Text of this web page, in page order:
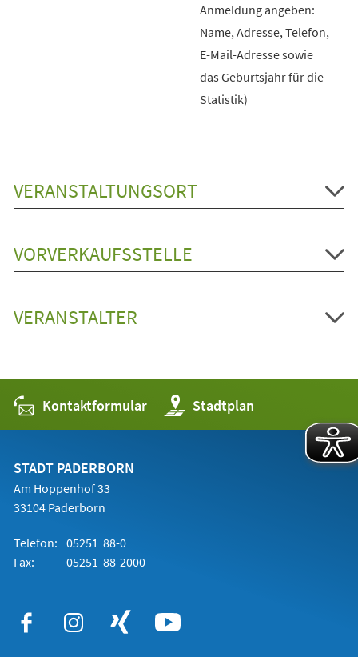
Anmeldung angeben:
Name, Adresse, Telefon,
E-Mail-Adresse sowie
das Geburtsjahr für die
Statistik)
VERANSTALTUNGSORT
VORVERKAUFSSTELLE
VERANSTALTER
Kontaktformular Stadtplan
(Öffnet
in
einem
STADT PADERBORN
Am Hoppenhof 33
33104 Paderborn
Telefon: 05251 88-0
Fax:
05251 88-2000